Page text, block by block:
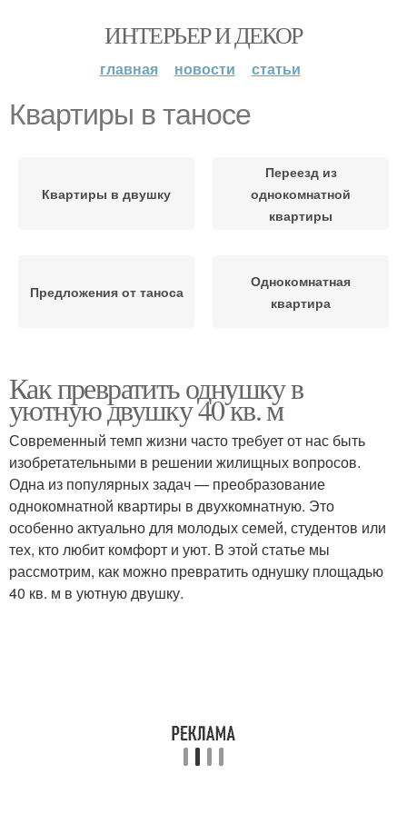
ИНТЕРЬЕР И ДЕКОР
главная новости статьи
Квартиры в таносе
Квартиры в двушку
Переезд из
однокомнатной
квартиры
Предложения от таноса
Однокомнатная
квартира
Как превратить однушку в
уютную двушку 40 кв. м
Современный темп жизни часто требует от нас быть
изобретательными в решении жилищных вопросов.
Одна из популярных задач — преобразование
однокомнатной квартиры в двухкомнатную. Это
особенно актуально для молодых семей, студентов или
тех, кто любит комфорт и уют. В этой статье мы
рассмотрим, как можно превратить однушку площадью
40 кв. м в уютную двушку.